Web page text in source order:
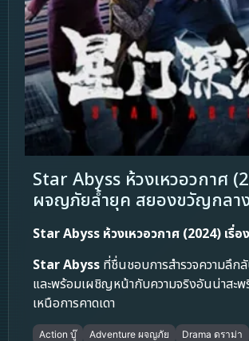
Star Abyss ห้วงเหวอวกาศ
ผจญภัยล้ำยุค สยองขวัญกลา
Star Abyss ห้วงเหวอวกาศ (2024) เรื่อ
Star Abyss ที่ชื่นชอบการสำรวจความลึก
และพร้อมเผชิญหน้ากับความจริงอันน่าสะพ
เหนือการคาดเดา
Action บู๊ Adventure ผจญภัย
Drama ดราม่า